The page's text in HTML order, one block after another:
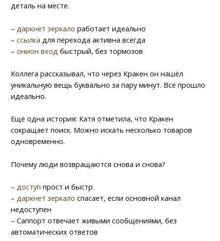
деталь на месте.
– даркнет зеркало работает идеально
–ссылка для перехода активна всегда
–онион вход быстрый, без тормозов
Коллега рассказывал, что через Кракен он нашёл
уникальную вещь буквально за пару минут. Всё прошло
идеально.
Ещё одна история: Катя отметила, что Кракен
сокращает поиск. Можно искать несколько товаров
одновременно.
Почему люди возвращаются снова и снова?
– доступ прост и быстр
– даркнет зеркало спасает, если основной канал
недоступен
– Саппорт отвечает живыми сообщениями, без
автоматических ответов